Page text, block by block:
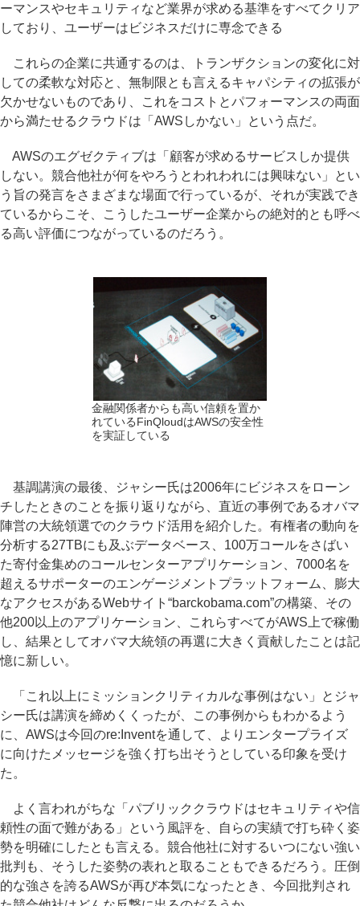
ーマンスやセキュリティなど業界が求める基準をすべてクリア
しており、ユーザーはビジネスだけに専念できる
これらの企業に共通するのは、トランザクションの変化に対
しての柔軟な対応と、無制限とも言えるキャパシティの拡張が
欠かせないものであり、これをコストとパフォーマンスの両面
から満たせるクラウドは「AWSしかない」という点だ。
AWSのエグゼクティブは「顧客が求めるサービスしか提供
しない。競合他社が何をやろうとわれわれには興味ない」とい
う旨の発言をさまざまな場面で行っているが、それが実践でき
ているからこそ、こうしたユーザー企業からの絶対的とも呼べ
る高い評価につながっているのだろう。
金融関係者からも高い信頼を置か
れているFinQloudはAWSの安全性
を実証している
基調講演の最後、ジャシー氏は2006年にビジネスをローン
チしたときのことを振り返りながら、直近の事例であるオバマ
陣営の大統領選でのクラウド活用を紹介した。有権者の動向を
分析する27TBにも及ぶデータベース、100万コールをさばい
た寄付金集めのコールセンターアプリケーション、7000名を
超えるサポーターのエンゲージメントプラットフォーム、膨大
なアクセスがあるWebサイト“barckobama.com”の構築、その
他200以上のアプリケーション、これらすべてがAWS上で稼働
し、結果としてオバマ大統領の再選に大きく貢献したことは記
憶に新しい。
「これ以上にミッションクリティカルな事例はない」とジャ
シー氏は講演を締めくくったが、この事例からもわかるよう
に、AWSは今回のre:Inventを通して、よりエンタープライズ
に向けたメッセージを強く打ち出そうとしている印象を受け
た。
よく言われがちな「パブリッククラウドはセキュリティや信
頼性の面で難がある」という風評を、自らの実績で打ち砕く姿
勢を明確にしたとも言える。競合他社に対するいつにない強い
批判も、そうした姿勢の表れと取ることもできるだろう。圧倒
的な強さを誇るAWSが再び本気になったとき、今回批判され